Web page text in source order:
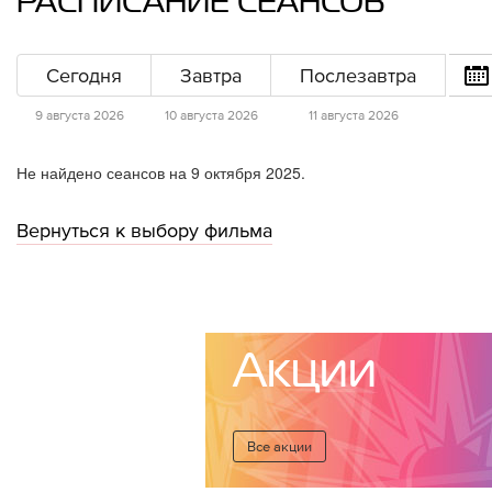
Сегодня
9 августа 2026
Завтра
10 августа 2026
Послезавтра
11 августа 2026
Не найдено сеансов на 9 октября 2025.
Вернуться к выбору фильма
Акции
Все акции